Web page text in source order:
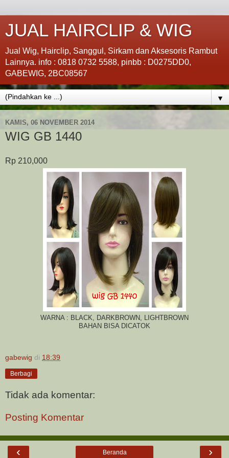
JUAL HAIRCLIP & WIG
Jual Wig, Hairclip, Sanggul, Sirkam dan Aksesoris Rambut
Lainnya. info : 0818 0732 5588, pinbb : D0275DD0,
GABEWIG, 2BC08567
▼
KAMIS, 06 NOVEMBER 2014
WIG GB 1440
Rp 210,000
WARNA : BLACK, DARKBROWN, LIGHTBROWN
BAHAN BISA DICATOK
gabewig di 18:39
Berbagi
Tidak ada komentar:
Posting Komentar
‹ ›
Beranda